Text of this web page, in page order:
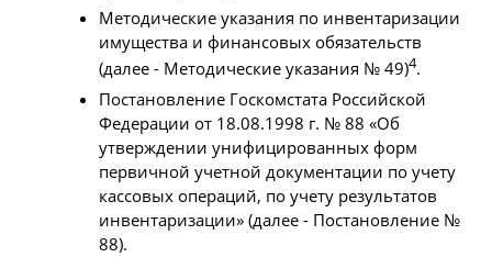
Методические указания по инвентаризации
имущества и финансовых обязательств
(далее - Методические указания № 49)4.
Постановление Госкомстата Российской
Федерации от 18.08.1998 г. № 88 «Об
утверждении унифицированных форм
первичной учетной документации по учету
кассовых операций, по учету результатов
инвентаризации» (далее - Постановление №
88).